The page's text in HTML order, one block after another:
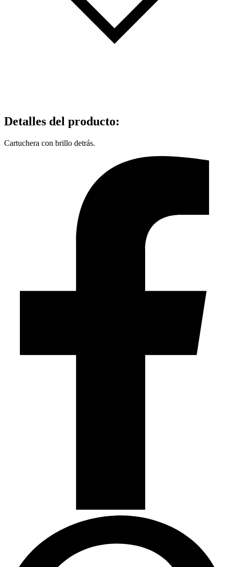
Detalles del producto:
Cartuchera con brillo detrás.